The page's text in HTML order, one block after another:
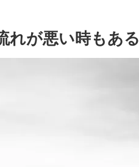
が悪い時もある